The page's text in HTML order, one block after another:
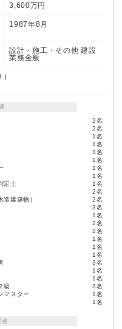
3,600万円
1987年8月
設計・施工・その他 建設
業務全般
2名
2名
1名
1名
3名
1名
1名
1名
定士
1名
2名
造建築物）
2名
3名
1名
2名
2名
1名
1名
1名
3名
1名
1名
級
3名
マスター
1名
1名
連